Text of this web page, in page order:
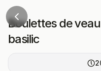
Boulettes de
basilic